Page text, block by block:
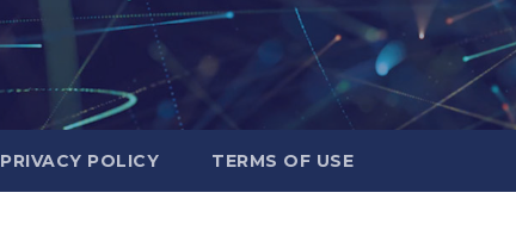
PRIVACY POLICY TERMS OF USE